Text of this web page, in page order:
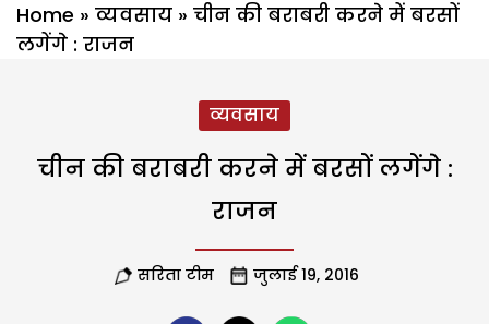
Home » व्यवसाय » चीन की बराबरी करने में बरसों
लगेंगे : राजन
व्यवसाय
चीन की बराबरी करने में बरसों लगेंगे :
राजन
सरिता टीम जुलाई 19, 2016